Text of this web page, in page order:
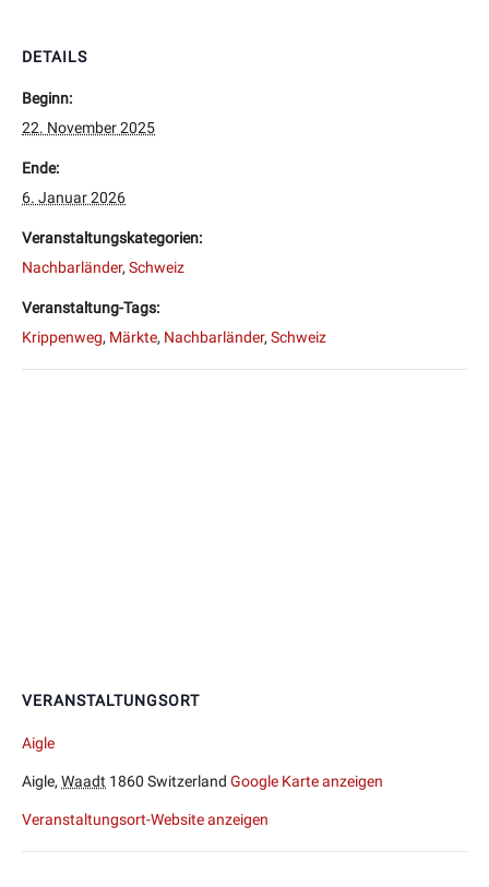
DETAILS
Beginn:
22. November 2025
Ende:
6. Januar 2026
Veranstaltungskategorien:
Nachbarländer, Schweiz
Veranstaltung-Tags:
Krippenweg, Märkte, Nachbarländer, Schweiz
VERANSTALTUNGSORT
Aigle
Aigle, Waadt 1860 Switzerland Google Karte anzeigen
Veranstaltungsort-Website anzeigen